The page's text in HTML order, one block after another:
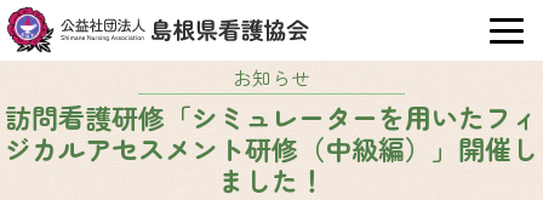
お知らせ
訪問看護研修「シミュレーターを用いたフィ
ジカルアセスメント研修（中級編）」開催し
ました！